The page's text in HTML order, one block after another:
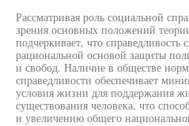
Рассматривая роль социальной
зрения основных положений
подчеркивает, что справедливость
рациональной основой защиты
и свобод. Наличие в обществе
справедливости обеспечивает
условия жизни для поддержания
существования человека, что
и увеличению общего